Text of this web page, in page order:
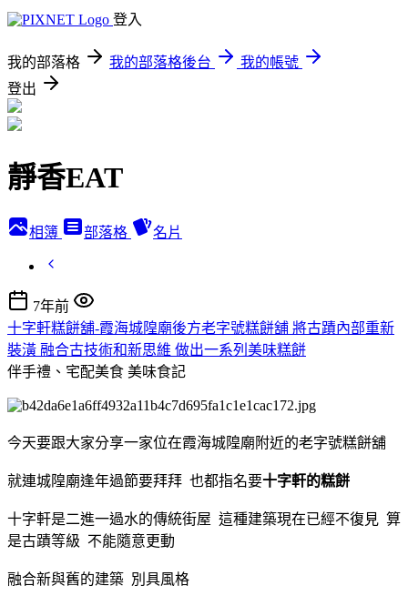
登入
我的部落格 我的部落格後台
我的帳號
登出
靜香EAT
相簿 部落格 名片
7年前
十字軒糕餅舖-霞海城隍廟後方老字號糕餅舖 將古蹟內部重新
裝潢 融合古技術和新思維 做出一系列美味糕餅
伴手禮、宅配美食 美味食記
今天要跟大家分享一家位在霞海城隍廟附近的老字號糕餅舖
就連城隍廟逢年過節要拜拜 也都指名要十字軒的糕餅
十字軒是二進一過水的傳統街屋 這種建築現在已經不復見 算
是古蹟等級 不能隨意更動
融合新與舊的建築 別具風格